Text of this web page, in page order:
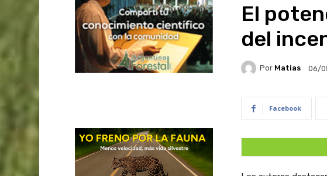
El
del
Por Matias 06/
Facebook